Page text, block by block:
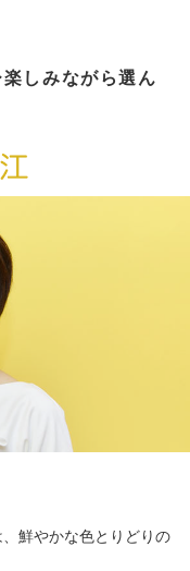
しみながら選ん
鮮やかな色とりどりの